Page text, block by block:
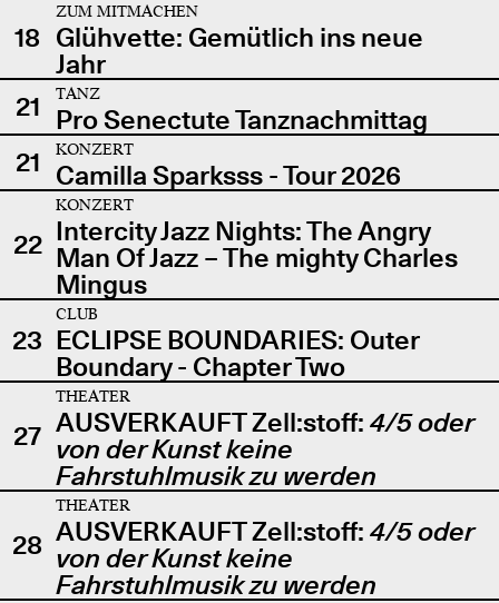
18
ZUM MITMACHEN
Glühvette: Gemütlich ins neue
Jahr
21
TANZ
Pro Senectute Tanznachmittag
21
KONZERT
Camilla Sparksss - Tour 2026
22
KONZERT
Intercity Jazz Nights: The Angry
Man Of Jazz – The mighty Charles
Mingus
23
CLUB
ECLIPSE BOUNDARIES: Outer
Boundary - Chapter Two
27
THEATER
AUSVERKAUFT Zell:stoff: 4/5 oder
von der Kunst keine
Fahrstuhlmusik zu werden
28
THEATER
AUSVERKAUFT Zell:stoff: 4/5 oder
von der Kunst keine
Fahrstuhlmusik zu werden